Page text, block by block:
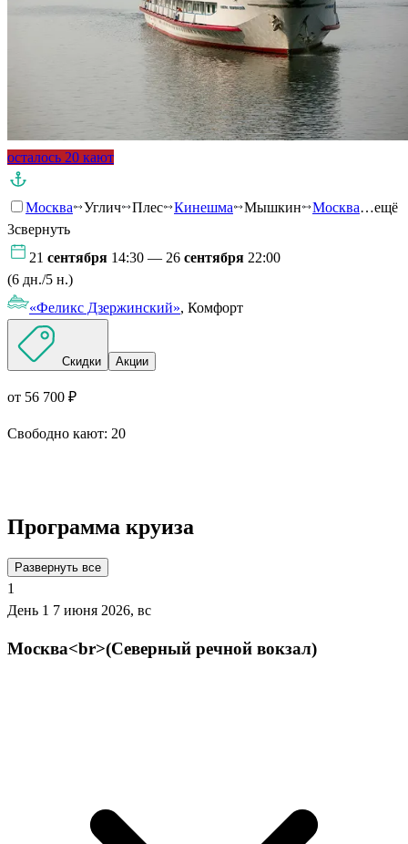
осталось 20 кают
Москва Углич Плес Кинешма Мышкин Москва…ещё
3свернуть
21 сентября 14:30 — 26 сентября 22:00
(6 дн./5 н.)
«Феликс Дзержинский», Комфорт
Скидки Акции
от 56 700 ₽
Свободно кают: 20
Программа круиза
Развернуть все
1
День 1 7 июня 2026, вс
Москва<br>(Северный речной вокзал)